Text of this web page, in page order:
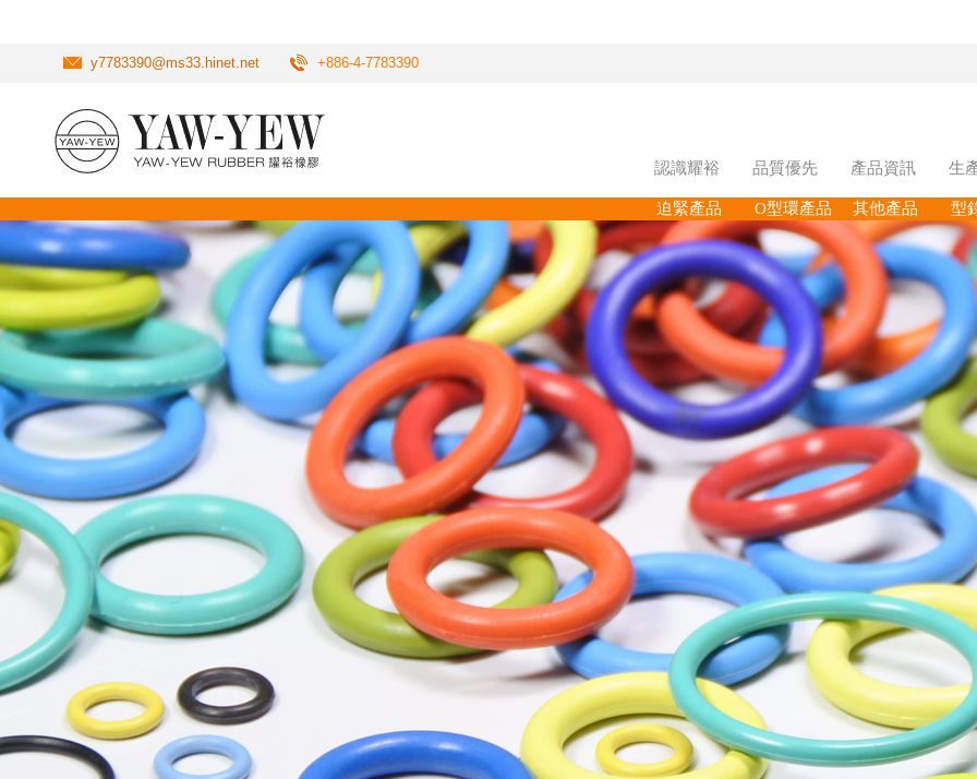
y7783390@ms33.hinet.net +886-4-7783390
認識耀裕 品質優先 產品資訊 生
迫緊產品 O型環產品 其他產品 型